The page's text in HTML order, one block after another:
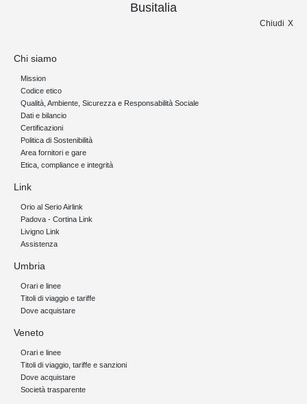
Busitalia
Chiudi
Chi siamo
Mission
Codice etico
Qualità, Ambiente, Sicurezza e Responsabilità Sociale
Dati e bilancio
Certificazioni
Politica di Sostenibilità
Area fornitori e gare
Etica, compliance e integrità
Link
Orio al Serio Airlink
Padova - Cortina Link
Livigno Link
Assistenza
Umbria
Orari e linee
Titoli di viaggio e tariffe
Dove acquistare
Veneto
Orari e linee
Titoli di viaggio, tariffe e sanzioni
Dove acquistare
Società trasparente